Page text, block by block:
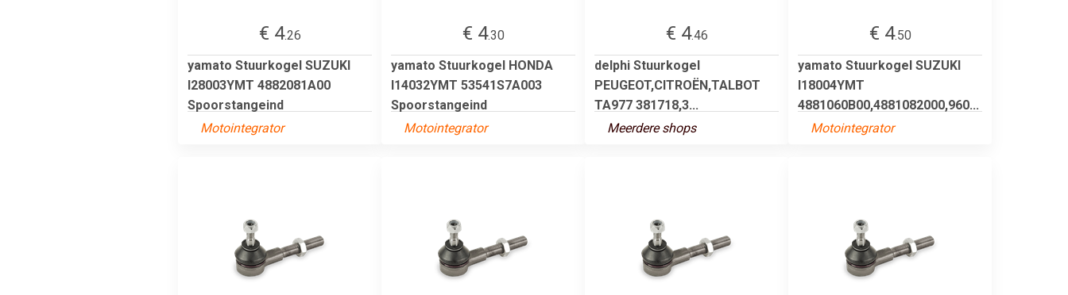
€ 4.26
yamato Stuurkogel SUZUKI
I28003YMT 4882081A00
Spoorstangeind
Motointegrator
€ 4.30
yamato Stuurkogel HONDA
I14032YMT 53541S7A003
Spoorstangeind
Motointegrator
€ 4.46
delphi Stuurkogel
PEUGEOT,CITROËN,TALBOT
TA977 381718,3...
Meerdere shops
€ 4.50
yamato Stuurkogel SUZUKI
I18004YMT
4881060B00,4881082000,960...
Motointegrator